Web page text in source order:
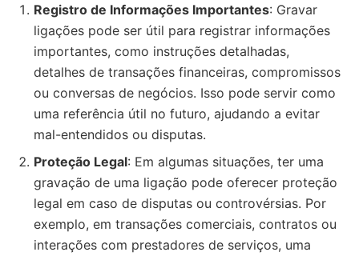
Registro de Informações Importantes: Gravar
ligações pode ser útil para registrar informações
importantes, como instruções detalhadas,
detalhes de transações financeiras, compromissos
ou conversas de negócios. Isso pode servir como
uma referência útil no futuro, ajudando a evitar
mal-entendidos ou disputas.
Proteção Legal: Em algumas situações, ter uma
gravação de uma ligação pode oferecer proteção
legal em caso de disputas ou controvérsias. Por
exemplo, em transações comerciais, contratos ou
interações com prestadores de serviços, uma